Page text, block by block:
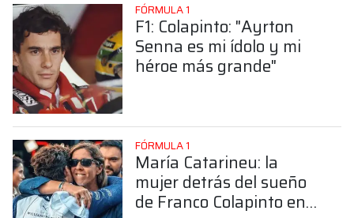
FÓRMULA 1
F1: Colapinto: "Ayrton
Senna es mi ídolo y mi
héroe más grande"
FÓRMULA 1
María Catarineu: la
mujer detrás del sueño
de Franco Colapinto en